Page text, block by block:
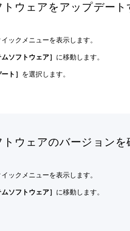
ウェアをアップデート
ックメニューを表示します。
ムソフトウェア］ に移動します。
ト］ を選択します。
ウェアのバージョンを
ックメニューを表示します。
ムソフトウェア］ に移動します。